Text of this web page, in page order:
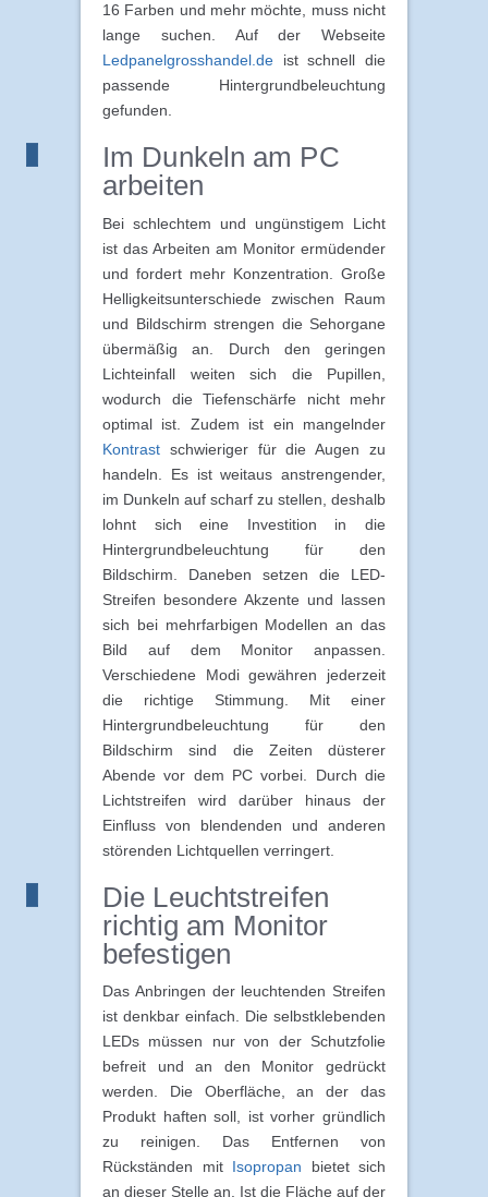
16 Farben und mehr möchte, muss nicht
lange suchen. Auf der Webseite
Ledpanelgrosshandel.de ist schnell die
passende Hintergrundbeleuchtung
gefunden.
Im Dunkeln am PC
arbeiten
Bei schlechtem und ungünstigem Licht
ist das Arbeiten am Monitor ermüdender
und fordert mehr Konzentration. Große
Helligkeitsunterschiede zwischen Raum
und Bildschirm strengen die Sehorgane
übermäßig an. Durch den geringen
Lichteinfall weiten sich die Pupillen,
wodurch die Tiefenschärfe nicht mehr
optimal ist. Zudem ist ein mangelnder
Kontrast schwieriger für die Augen zu
handeln. Es ist weitaus anstrengender,
im Dunkeln auf scharf zu stellen, deshalb
lohnt sich eine Investition in die
Hintergrundbeleuchtung für den
Bildschirm. Daneben setzen die LED-
Streifen besondere Akzente und lassen
sich bei mehrfarbigen Modellen an das
Bild auf dem Monitor anpassen.
Verschiedene Modi gewähren jederzeit
die richtige Stimmung. Mit einer
Hintergrundbeleuchtung für den
Bildschirm sind die Zeiten düsterer
Abende vor dem PC vorbei. Durch die
Lichtstreifen wird darüber hinaus der
Einfluss von blendenden und anderen
störenden Lichtquellen verringert.
Die Leuchtstreifen
richtig am Monitor
befestigen
Das Anbringen der leuchtenden Streifen
ist denkbar einfach. Die selbstklebenden
LEDs müssen nur von der Schutzfolie
befreit und an den Monitor gedrückt
werden. Die Oberfläche, an der das
Produkt haften soll, ist vorher gründlich
zu reinigen. Das Entfernen von
Rückständen mit Isopropan bietet sich
an dieser Stelle an. Ist die Fläche auf der